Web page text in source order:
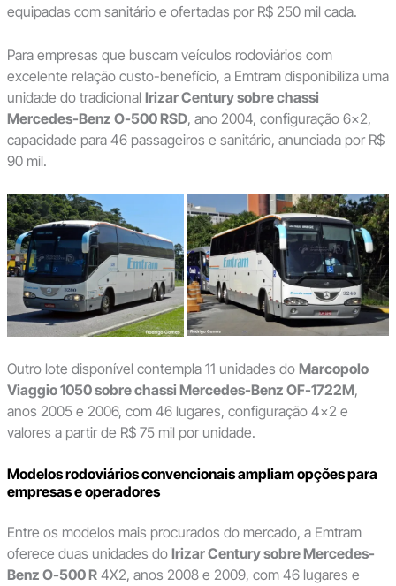
equipadas com sanitário e ofertadas por R$ 250 mil cada.
Para empresas que buscam veículos rodoviários com
excelente relação custo-benefício, a Emtram disponibiliza uma
unidade do tradicional Irizar Century sobre chassi
Mercedes-Benz O-500 RSD, ano 2004, configuração 6×2,
capacidade para 46 passageiros e sanitário, anunciada por R$
90 mil.
Outro lote disponível contempla 11 unidades do Marcopolo
Viaggio 1050 sobre chassi Mercedes-Benz OF-1722M,
anos 2005 e 2006, com 46 lugares, configuração 4×2 e
valores a partir de R$ 75 mil por unidade.
Modelos rodoviários convencionais ampliam opções para
empresas e operadores
Entre os modelos mais procurados do mercado, a Emtram
oferece duas unidades do Irizar Century sobre Mercedes-
Benz O-500 R4X2, anos 2008 e 2009, com 46 lugares e